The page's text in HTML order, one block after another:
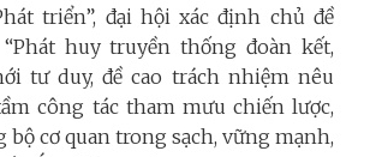
triển”, đại hội xác định chủ đề
huy truyền thống đoàn kết,
tư duy, đề cao trách nhiệm nêu
công tác tham mưu chiến lược,
bộ cơ quan trong sạch, vững mạnh,